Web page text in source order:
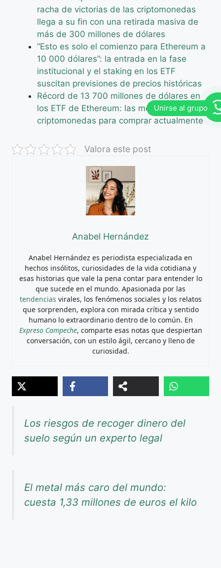
racha de victorias de las criptomonedas
llega a su fin con una retirada masiva de
más de 300 millones de dólares
“Esto es solo el comienzo para Ethereum a
10 000 dólares”: la entrada en la fase
institucional y el staking en los ETF
suscitan previsiones de precios históricas
Récord de 13 700 millones de dólares en
los ETF de Ethereum: las mejores
criptomonedas para comprar actualmente
Valora este post
Anabel Hernández
Anabel Hernández es periodista especializada en
hechos insólitos, curiosidades de la vida cotidiana y
esas historias que vale la pena contar para entender lo
que sucede en el mundo. Apasionada por las
tendencias virales, los fenómenos sociales y los relatos
que sorprenden, explora con mirada crítica y sentido
humano lo extraordinario dentro de lo común. En
Expreso Campeche, comparte esas notas que despiertan
conversación, con un estilo ágil, cercano y lleno de
curiosidad.
Los riesgos de recoger dinero del
suelo según un experto legal
El metal más caro del mundo:
cuesta 1,33 millones de euros el kilo